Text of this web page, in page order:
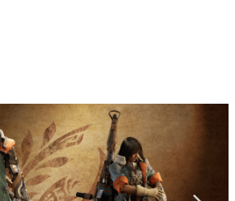
形から解き明かしていく、硬派で骨太な評論連載
変えた日本語
「裏技」「ラスボス」… ゲームにまつわる言葉
用法の変遷を、コンピューター文化史研究家・タ
が徹底調査。